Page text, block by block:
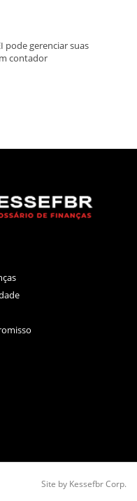
pode gerenciar suas
contador
Site by Kessefbr Corp.